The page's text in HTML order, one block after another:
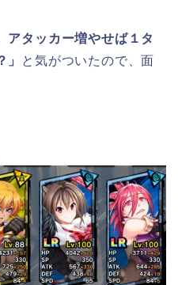
アタッカー増やせば１タ
と気がついたので、面